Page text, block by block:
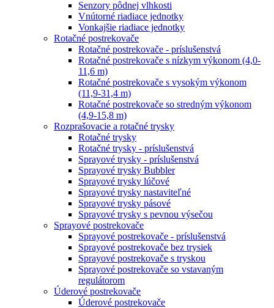
Senzory pôdnej vlhkosti
Vnútorné riadiace jednotky
Vonkajšie riadiace jednotky
Rotačné postrekovače
Rotačné postrekovače - príslušenstvá
Rotačné postrekovače s nízkym výkonom (4,0-
11,6 m)
Rotačné postrekovače s vysokým výkonom
(11,9-31,4 m)
Rotačné postrekovače so stredným výkonom
(4,9-15,8 m)
Rozprašovacie a rotačné trysky
Rotačné trysky
Rotačné trysky - príslušenstvá
Sprayové trysky - príslušenstvá
Sprayové trysky Bubbler
Sprayové trysky lúčové
Sprayové trysky nastaviteľné
Sprayové trysky pásové
Sprayové trysky s pevnou výsečou
Sprayové postrekovače
Sprayové postrekovače - príslušenstvá
Sprayové postrekovače bez trysiek
Sprayové postrekovače s tryskou
Sprayové postrekovače so vstavaným
regulátorom
Úderové postrekovače
Úderové postrekovače